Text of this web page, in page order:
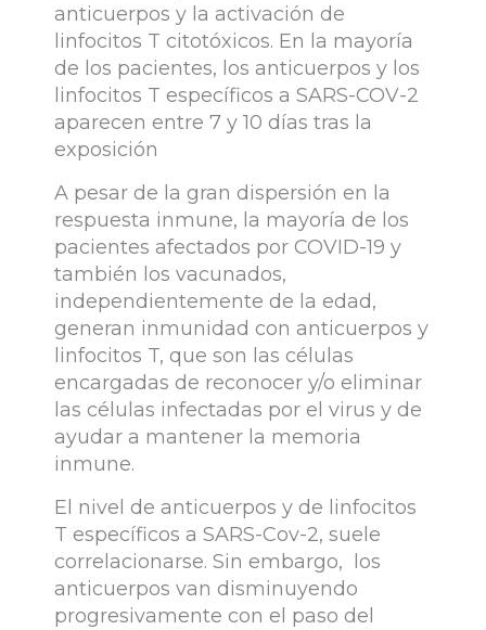
anticuerpos y la activación de
linfocitos T citotóxicos. En la mayoría
de los pacientes, los anticuerpos y los
linfocitos T específicos a SARS-COV-2
aparecen entre 7 y 10 días tras la
exposición
A pesar de la gran dispersión en la
respuesta inmune, la mayoría de los
pacientes afectados por COVID-19 y
también los vacunados,
independientemente de la edad,
generan inmunidad con anticuerpos y
linfocitos T, que son las células
encargadas de reconocer y/o eliminar
las células infectadas por el virus y de
ayudar a mantener la memoria
inmune.
El nivel de anticuerpos y de linfocitos
T específicos a SARS-Cov-2, suele
correlacionarse. Sin embargo, los
anticuerpos van disminuyendo
progresivamente con el paso del